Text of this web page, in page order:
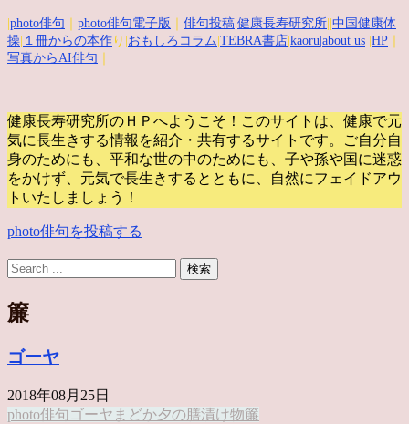
photo俳句 photo俳句電子版 俳句投稿 健康長寿研究所 中国健康体
操 １冊からの本作 り| おもしろコラム TEBRA書店 kaoru |about us HP
写真からAI俳句
健康長寿研究所のＨＰへようこそ！このサイトは、健康で元
気に長生きする情報を紹介・共有するサイトです。
ご自分自
身のためにも、平和な世の中のためにも、子や孫や国に迷惑
をかけず、元気で長生きするとともに、自然にフェイドアウ
トいたしましょう！
photo俳句を投稿する
簾
ゴーヤ
2018年08月25日
photo俳句ゴーヤ まどか夕の膳漬け物簾